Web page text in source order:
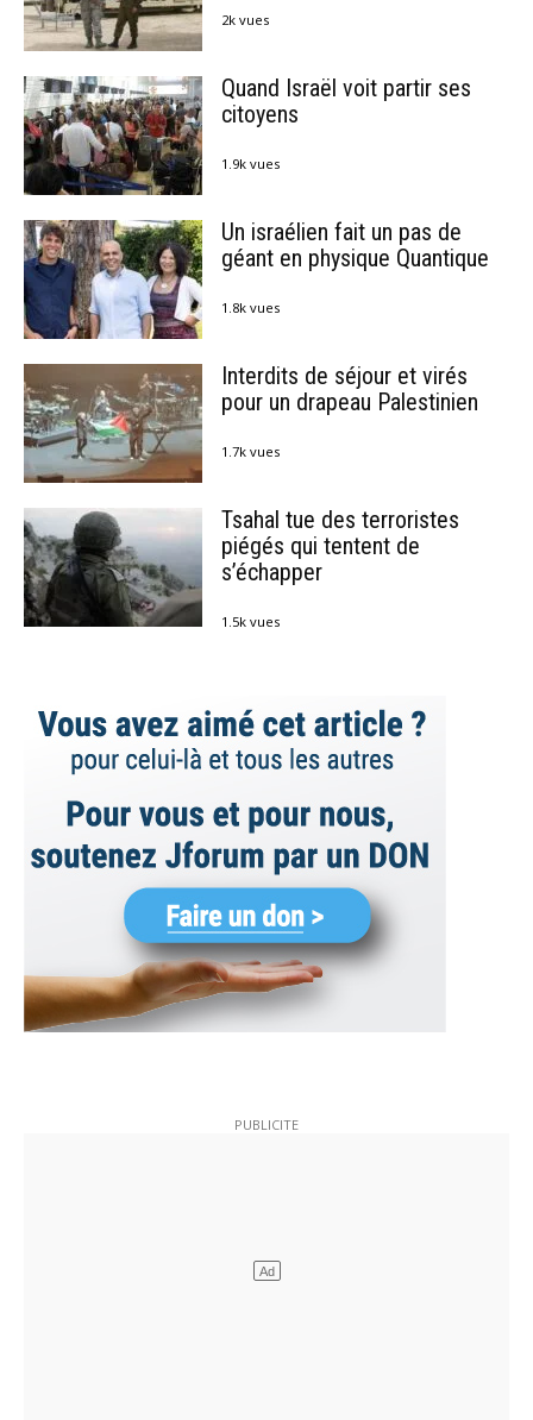
2k vues
Quand Israël voit partir ses
citoyens
1.9k vues
Un israélien fait un pas de
géant en physique Quantique
1.8k vues
Interdits de séjour et virés
pour un drapeau Palestinien
1.7k vues
Tsahal tue des terroristes
piégés qui tentent de
s’échapper
1.5k vues